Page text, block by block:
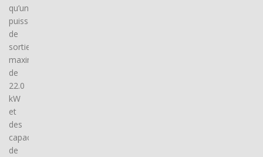
qu’une
puissance
de
sortie
maximale
de
22.0
kW
et
des
capacités
de